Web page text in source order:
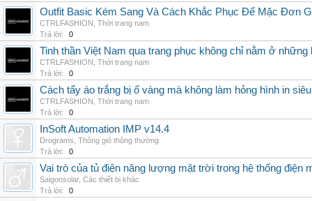
Outfit Basic Kém Sang Và Cách Khắc Phục Để Mặc Đơn
CTRLFASHION Thời trang nam
Trả lời:
0
Tinh thần Việt Nam qua trang phục không chỉ nằm ở
CTRLFASHION Thời trang nam
Trả lời:
0
Cách tẩy áo trắng bị ố vàng mà không làm hỏng hình in
CTRLFASHION Thời trang nam
Trả lời:
0
InSoft Automation IMP v14.4
Drograms Thông gió thông thường
Trả lời:
0
Vai trò của tủ điện năng lượng mặt trời trong hệ thống điện
Saigonsolar, Các thiết bị khác
Trả lời:
0